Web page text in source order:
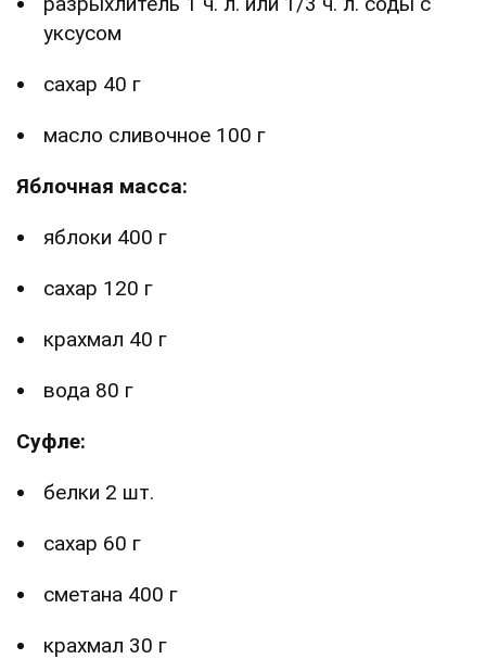
уксусом
сахар 40 г
масло сливочное 100 г
Яблочная масса:
яблоки 400 г
сахар 120 г
крахмал 40 г
вода 80 г
Суфле:
белки 2 шт.
сахар 60 г
сметана 400 г
крахмал 30 г